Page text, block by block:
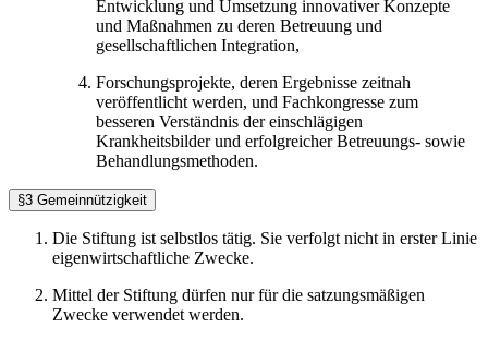
Entwicklung und Umsetzung innovativer Konzepte
und Maßnahmen zu deren Betreuung und
gesellschaftlichen Integration,
Forschungsprojekte, deren Ergebnisse zeitnah
veröffentlicht werden, und Fachkongresse zum
besseren Verständnis der einschlägigen
Krankheitsbilder und erfolgreicher Betreuungs- sowie
Behandlungsmethoden.
§3 Gemeinnützigkeit
Die Stiftung ist selbstlos tätig. Sie verfolgt nicht in erster Linie
eigenwirtschaftliche Zwecke.
Mittel der Stiftung dürfen nur für die satzungsmäßigen
Zwecke verwendet werden.